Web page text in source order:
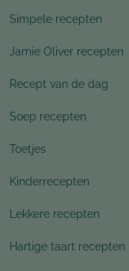
Simpele recepten
Jamie Oliver recepten
Recept van de dag
Soep recepten
Toetjes
Kinderrecepten
Lekkere recepten
Hartige taart recepten